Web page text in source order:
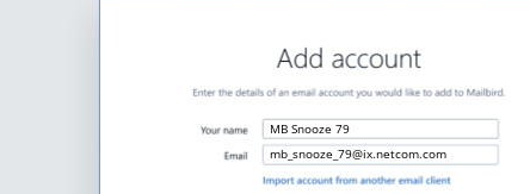
MB Snooze 79
mb_snooze_79@ix.netcom.com